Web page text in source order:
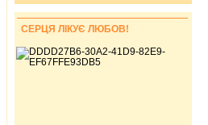
СЕРЦЯ ЛІКУЄ ЛЮБОВ!